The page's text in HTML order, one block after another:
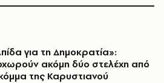
για τη Δημοκρατία»:
ακόμη δύο στελέχη από
της Καρυστιανού